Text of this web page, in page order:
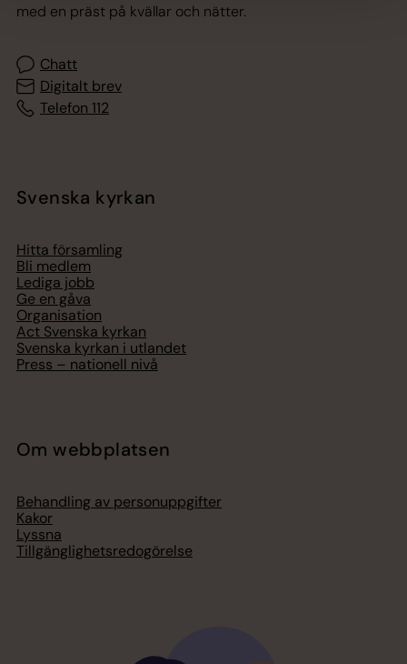
med en präst på kvällar och nätter.
Chatt
Digitalt brev
Telefon 112
Svenska kyrkan
Hitta församling
Bli medlem
Lediga jobb
Ge en gåva
Organisation
Act Svenska kyrkan
Svenska kyrkan i utlandet
Press – nationell nivå
Om webbplatsen
Behandling av personuppgifter
Kakor
Lyssna
Tillgänglighetsredogörelse